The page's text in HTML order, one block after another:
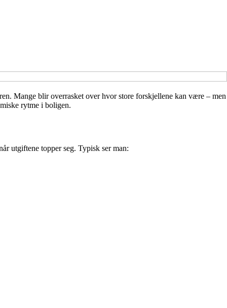
Mange blir overrasket over hvor store forskjellene kan være – men
rytme i boligen.
utgiftene topper seg. Typisk ser man: